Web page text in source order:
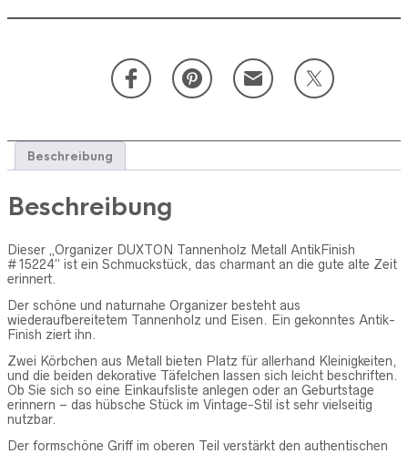
Beschreibung
Beschreibung
Dieser „Organizer DUXTON Tannenholz Metall AntikFinish
#15224“ ist ein Schmuckstück, das charmant an die gute alte Zeit
erinnert.
Der schöne und naturnahe Organizer besteht aus
wiederaufbereitetem Tannenholz und Eisen. Ein gekonntes Antik-
Finish ziert ihn.
Zwei Körbchen aus Metall bieten Platz für allerhand Kleinigkeiten,
und die beiden dekorative Täfelchen lassen sich leicht beschriften.
Ob Sie sich so eine Einkaufsliste anlegen oder an Geburtstage
erinnern – das hübsche Stück im Vintage-Stil ist sehr vielseitig
nutzbar.
Der formschöne Griff im oberen Teil verstärkt den authentischen